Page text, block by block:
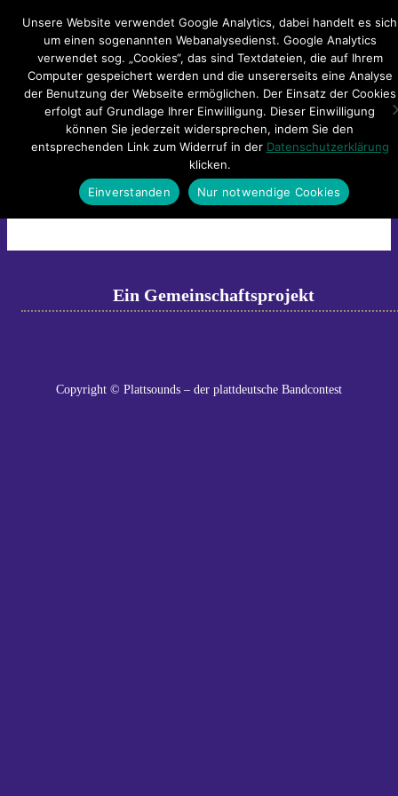
Impressum Datenschutzerklärung
Teilnahmebedingungen
Sitemap
Kontakt
Mateo-Fuchs
Next→
Ein Gemeinschaftsprojekt
Copyright © Plattsounds – der plattdeutsche Bandcontest
Hauptmenü
Unsere Website verwendet Google Analytics, dabei handelt es sich
um einen sogenannten Webanalysedienst. Google Analytics
verwendet sog. „Cookies“, das sind Textdateien, die auf Ihrem
Computer gespeichert werden und die unsererseits eine Analyse
der Benutzung der Webseite ermöglichen. Der Einsatz der Cookies
erfolgt auf Grundlage Ihrer Einwilligung. Dieser Einwilligung
können Sie jederzeit widersprechen, indem Sie den
entsprechenden Link zum Widerruf in der Datenschutzerklärung
klicken.
Einverstanden
Nur notwendige Cookies